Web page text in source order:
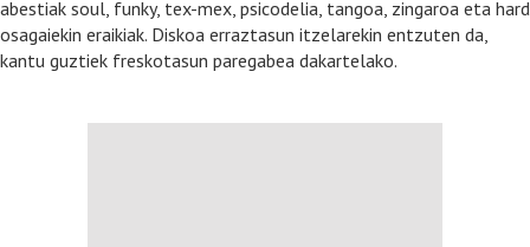
abestiak soul, funky, tex-mex, psicodelia, tangoa, zingaroa eta hard
osagaiekin eraikiak. Diskoa erraztasun itzelarekin entzuten da,
kantu guztiek freskotasun paregabea dakartelako.